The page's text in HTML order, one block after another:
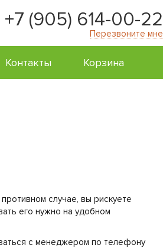
+7 (905) 614-00-22
Перезвоните мне
Контакты Корзина
случае, вы рискуете
его нужно на удобном
с менеджером по телефону